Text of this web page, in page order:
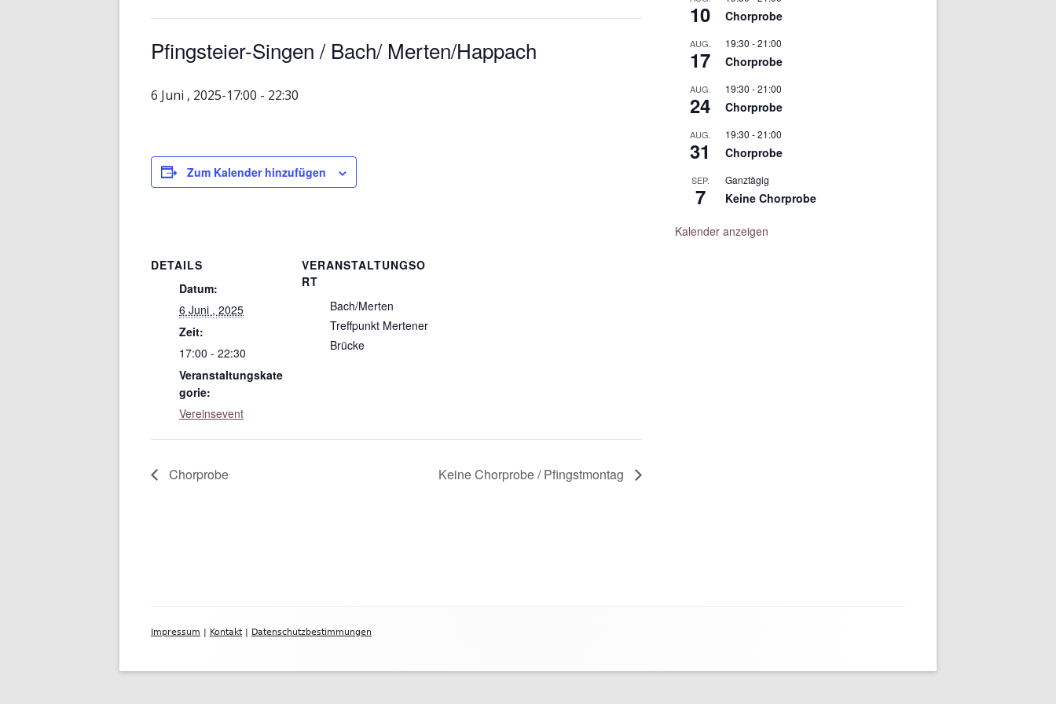
Pfingsteier-Singen / Bach/ Merten/Happach
6 Juni , 2025-17:00 - 22:30
Zum Kalender hinzufügen
DETAILS
Datum:
6 Juni , 2025
Zeit:
17:00 - 22:30
Veranstaltungskate
gorie:
Vereinsevent
VERANSTALTUNGSO
RT
Bach/Merten
Treffpunkt Mertener
Brücke
Chorprobe Keine Chorprobe / Pfingstmontag
10 Chorprobe
AUG.
17
19:30 -21:00
Chorprobe
AUG.
24
19:30 -21:00
Chorprobe
AUG.
31
19:30 -21:00
Chorprobe
SEP.
7
Ganztägig
Keine Chorprobe
Kalender anzeigen
Impressum | Kontakt | Datenschutzbestimmungen